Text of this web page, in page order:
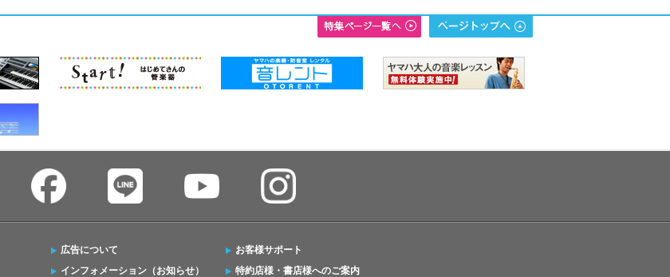
広告について
インフォメーション（お知らせ）
お客様サポート
特約店様・書店様へのご案内